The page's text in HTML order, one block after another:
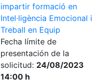
impartir formació en
Intel·ligència Emocional i
Treball en Equip
Fecha límite de
presentación de la
solicitud: 24/08/2023
14:00 h